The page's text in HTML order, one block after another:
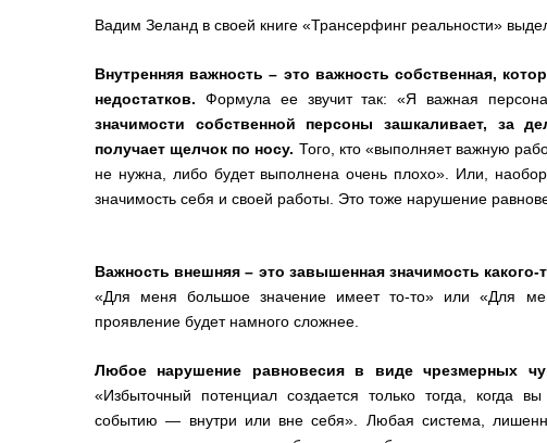
Вадим Зеланд в своей книге «Трансерфинг реальности»
Внутренняя важность – это важность собственная,
недостатков. Формула ее звучит так: «Я важная
значимости собственной персоны зашкаливает, за
получает щелчок по носу. Того, кто «выполняет важную
не нужна, либо будет выполнена очень плохо». Или,
значимость себя и своей работы. Это тоже нарушение
Важность внешняя – это завышенная значимость
«Для меня большое значение имеет то-то» или «Для
проявление будет намного сложнее.
Любое нарушение равновесия в виде чрезмерных
«Избыточный потенциал создается только тогда, когда
событию — внутри или вне себя». Любая система,